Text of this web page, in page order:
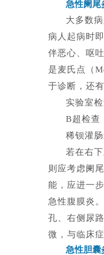
急性阑尾
大多数
病人起病时
伴恶心、呕
是麦氏点（
于诊断，还
实验室
B超检查
稀钡灌
若在右
则应考虑阑
能，应进一
急性腹膜炎
孔、右侧尿
微，与临床
急性胆囊